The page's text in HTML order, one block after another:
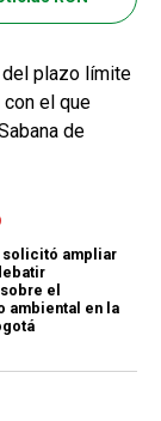
plazo límite
el que
de
solicitó ampliar
el
ambiental en la